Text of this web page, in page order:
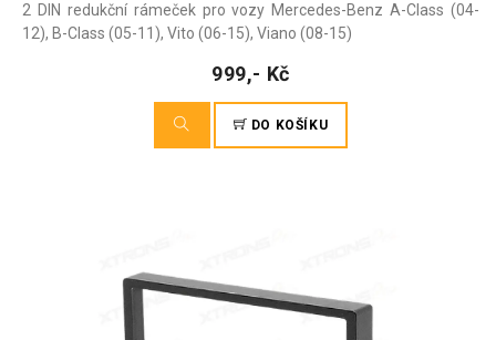
2 DIN redukční rámeček pro vozy Mercedes-Benz A-Class (04-
12), B-Class (05-11), Vito (06-15), Viano (08-15)
999,- Kč
DO KOŠÍKU